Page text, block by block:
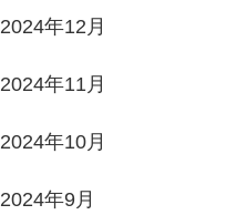
2024年12月
2024年11月
2024年10月
2024年9月